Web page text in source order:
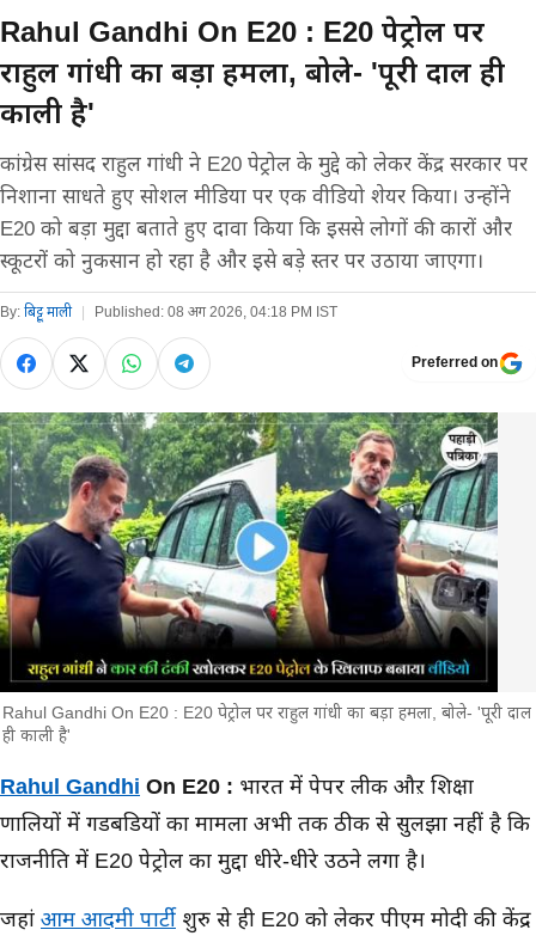
Rahul Gandhi On E20 : E20 पेट्रोल पर
राहुल गांधी का बड़ा हमला, बोले- 'पूरी दाल ही
काली है'
कांग्रेस सांसद राहुल गांधी ने E20 पेट्रोल के मुद्दे को लेकर केंद्र सरकार पर
निशाना साधते हुए सोशल मीडिया पर एक वीडियो शेयर किया। उन्होंने
E20 को बड़ा मुद्दा बताते हुए दावा किया कि इससे लोगों की कारों और
स्कूटरों को नुकसान हो रहा है और इसे बड़े स्तर पर उठाया जाएगा।
By: बिट्टू माली | Published: 08 अग 2026, 04:18 PM IST
Preferred on
Rahul Gandhi On E20 : E20 पेट्रोल पर राहुल गांधी का बड़ा हमला, बोले- 'पूरी दाल
ही काली है'
मुख्य समाचार
Rahul Gandhi On E20 : भारत में पेपर लीक औऱ शिक्षा
प्रणालियों में गडबडियों का मामला अभी तक ठीक से सुलझा नहीं है कि
राजनीति में E20 पेट्रोल का मुद्दा धीरे-धीरे उठने लगा है।
जहां आम आदमी पार्टी शुरु से ही E20 को लेकर पीएम मोदी की केंद्र